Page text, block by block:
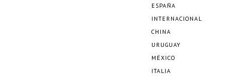
ESPAÑA
INTERNACIONAL
CHINA
URUGUAY
MÉXICO
ITALIA